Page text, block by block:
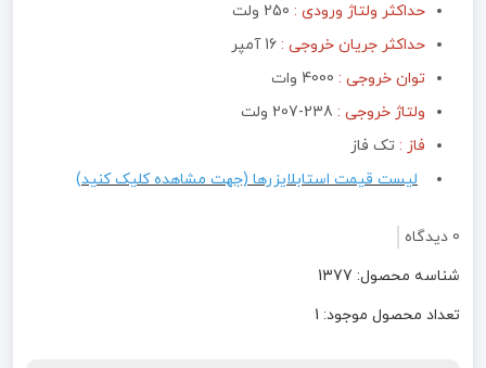
حداکثر ولتاژ ورودی :
حداکثر جریان خروجی :
توان خروجی :‌
ولتاژ خروجی :
فاز : تک فاز
لیست قیمت استابلایزرها (جهت مشاهده کلیک کنید)
0 دیدگاه
شناسه محصول: 1377
تعداد محصول موجود: 1